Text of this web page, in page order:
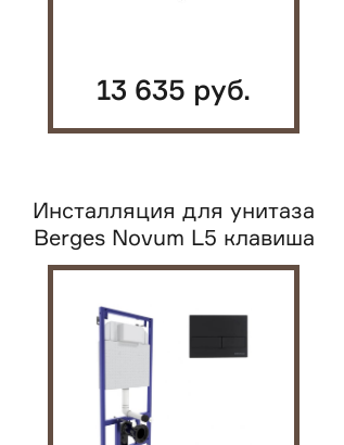
13 635 руб.
Инсталляция для унитаза
Berges Novum L5 клавиша
смыва Soft...